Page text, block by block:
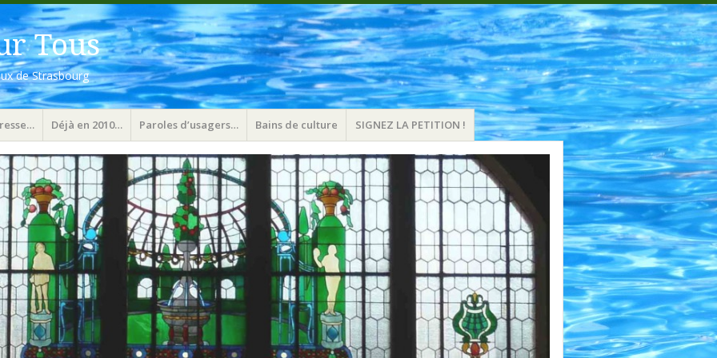
Tous
de Strasbourg
Déjà en 2010… Paroles d’usagers… Bains de culture SIGNEZ LA PETITION !